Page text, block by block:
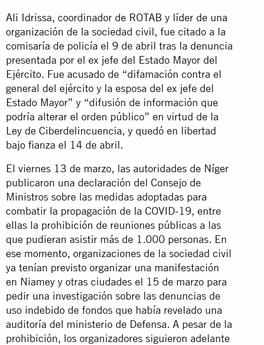
Ali Idrissa, coordinador de ROTAB y líder de una
organización de la sociedad civil, fue citado a la
comisaría de policía el 9 de abril tras la denuncia
presentada por el ex jefe del Estado Mayor del
Ejército. Fue acusado de “difamación contra el
general del ejército y la esposa del ex jefe del
Estado Mayor” y “difusión de información que
podría alterar el orden público” en virtud de la
Ley de Ciberdelincuencia, y quedó en libertad
bajo fianza el 14 de abril.
El viernes 13 de marzo, las autoridades de Níger
publicaron una declaración del Consejo de
Ministros sobre las medidas adoptadas para
combatir la propagación de la COVID-19, entre
ellas la prohibición de reuniones públicas a las
que pudieran asistir más de 1.000 personas. En
ese momento, organizaciones de la sociedad civil
ya tenían previsto organizar una manifestación
en Niamey y otras ciudades el 15 de marzo para
pedir una investigación sobre las denuncias de
uso indebido de fondos que había revelado una
auditoría del ministerio de Defensa. A pesar de la
prohibición, los organizadores siguieron adelante